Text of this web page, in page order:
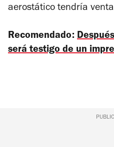
aerostático tendría
Recomendado:
será testigo de un